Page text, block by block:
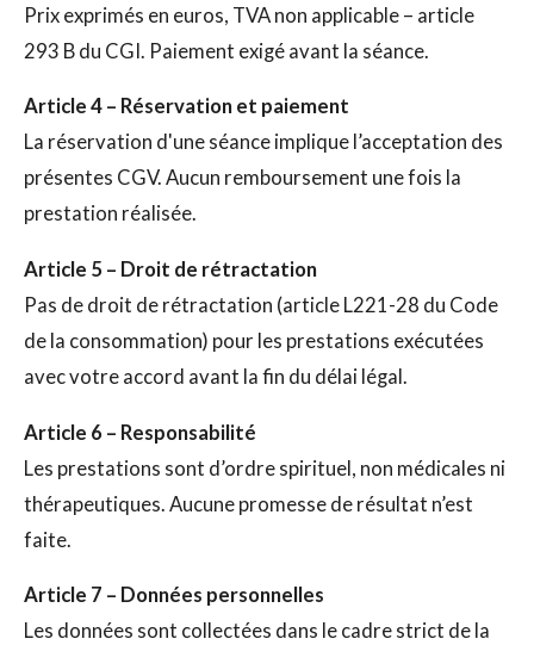
Prix exprimés en euros, TVA non applicable – article
293 B du CGI. Paiement exigé avant la séance.
Article 4 – Réservation et paiement
La réservation d'une séance implique l’acceptation des
présentes CGV. Aucun remboursement une fois la
prestation réalisée.
Article 5 – Droit de rétractation
Pas de droit de rétractation (article L221-28 du Code
de la consommation) pour les prestations exécutées
avec votre accord avant la fin du délai légal.
Article 6 – Responsabilité
Les prestations sont d’ordre spirituel, non médicales ni
thérapeutiques. Aucune promesse de résultat n’est
faite.
Article 7 – Données personnelles
Les données sont collectées dans le cadre strict de la